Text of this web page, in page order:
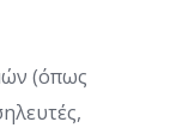
(όπως